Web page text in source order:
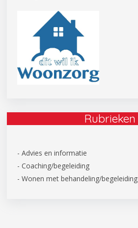
Rubrieken
- Advies en informatie
- Coaching/begeleiding
- Wonen met behandeling/begeleiding